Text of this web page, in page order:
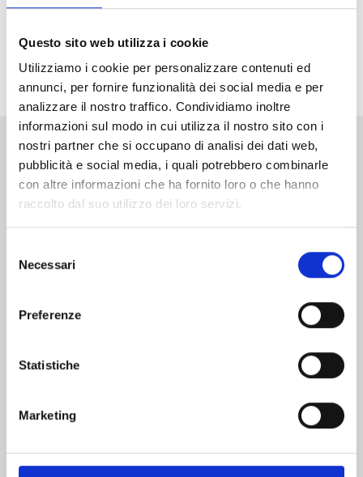
Questo sito web utilizza i cookie
Utilizziamo i cookie per personalizzare contenuti ed
annunci, per fornire funzionalità dei social media e per
analizzare il nostro traffico. Condividiamo inoltre
informazioni sul modo in cui utilizza il nostro sito con i
nostri partner che si occupano di analisi dei dati web,
pubblicità e social media, i quali potrebbero combinarle
con altre informazioni che ha fornito loro o che hanno
raccolto dal suo utilizzo dei loro servizi.
delNecessari
Preferenze
Statistiche
Marketing
salvare il mondo è sconfiggerlo, anche a costo di
usare la spada proibita... la nona spada della Ten
Commandments!
Altri volumi della serie